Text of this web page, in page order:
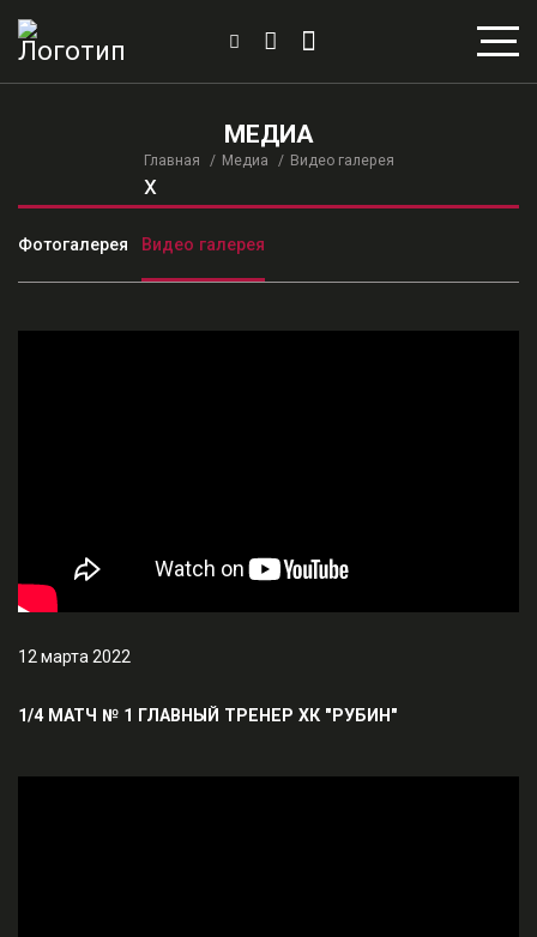
МЕДИА
Главная Медиа Видео галерея
x
Фотогалерея Видео галерея
12 марта 2022
1/4 МАТЧ № 1 ГЛАВНЫЙ ТРЕНЕР ХК "РУБИН"